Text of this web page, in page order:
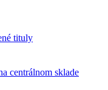
tituly
centrálnom sklade